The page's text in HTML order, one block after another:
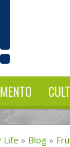
Life » Blog »